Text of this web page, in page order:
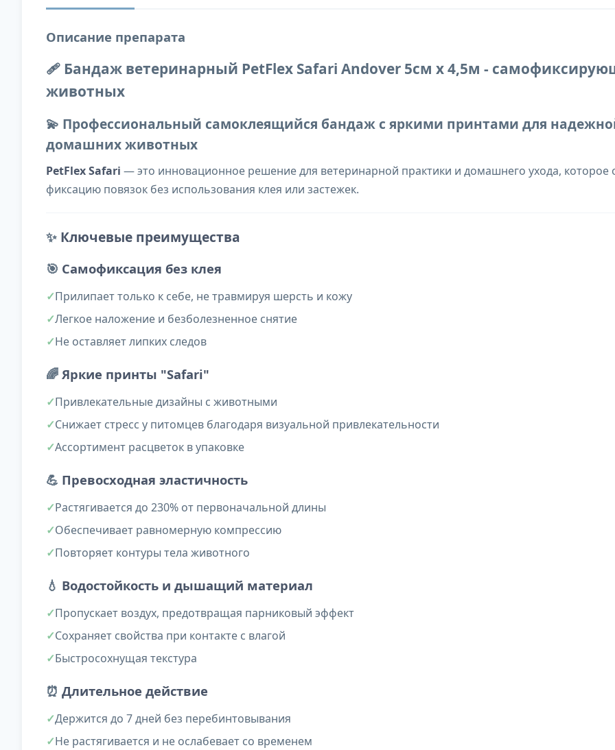
Описание препарата
🩹 Бандаж ветеринарный PetFlex Safari Andover 5см x 4,5м -
животных
💫 Профессиональный самоклеящийся бандаж с яркими принтами для
домашних животных
PetFlex Safari — это инновационное решение для ветеринарной практики и домашнего ухода,
фиксацию повязок без использования клея или застежек.
✨ Ключевые преимущества
🎯 Самофиксация без клея
Прилипает только к себе, не травмируя шерсть и кожу
Легкое наложение и безболезненное снятие
Не оставляет липких следов
🌈 Яркие принты "Safari"
Привлекательные дизайны с животными
Снижает стресс у питомцев благодаря визуальной привлекательности
Ассортимент расцветок в упаковке
💪 Превосходная эластичность
Растягивается до 230% от первоначальной длины
Обеспечивает равномерную компрессию
Повторяет контуры тела животного
💧 Водостойкость и дышащий материал
Пропускает воздух, предотвращая парниковый эффект
Сохраняет свойства при контакте с влагой
Быстросохнущая текстура
⏰ Длительное действие
Держится до 7 дней без перебинтовывания
Не растягивается и не ослабевает со временем